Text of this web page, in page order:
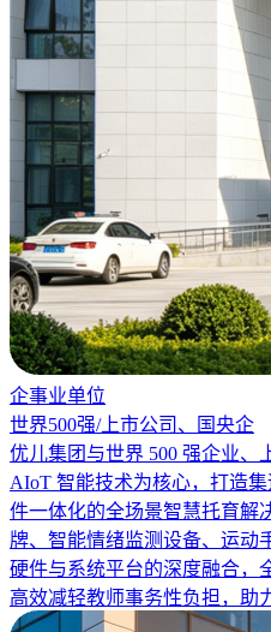
企事业单位
世界500强/上市公司、国央企
优儿集团与世界 500 强企业、
AIoT 智能技术为核心，打造
件一体化的全场景智慧托育解
牌、智能情绪监测设备、运动
硬件与系统平台的深度融合，
高效减轻教师事务性负担，助